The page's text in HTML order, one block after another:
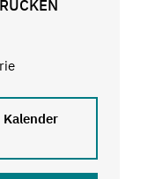
Kalender